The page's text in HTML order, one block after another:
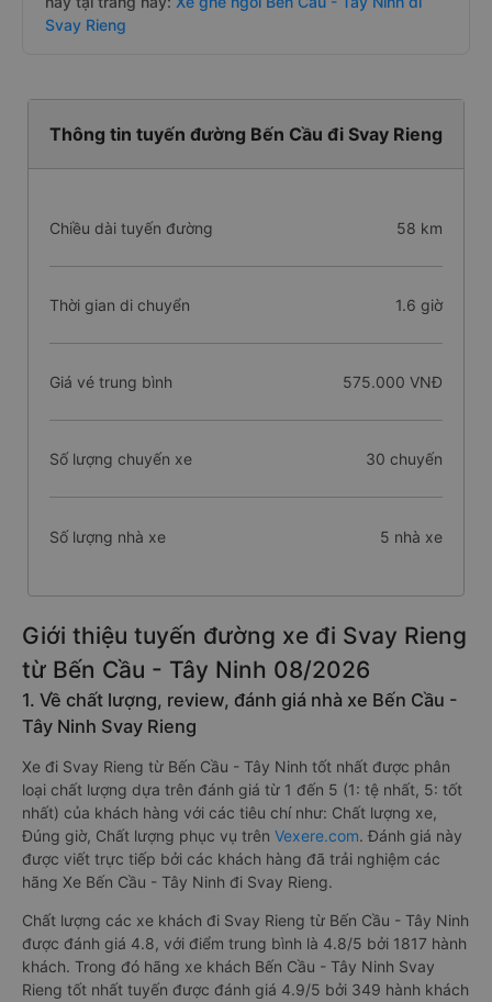
Svay Rieng
Thông tin tuyến đường Bến Cầu đi Svay Rieng
Chiều dài tuyến đường 58 km
Thời gian di chuyển 1.6 giờ
Giá vé trung bình 575.000 VNĐ
Số lượng chuyến xe 30 chuyến
Số lượng nhà xe 5 nhà xe
Giới thiệu tuyến đường xe đi Svay Rieng
từ Bến Cầu - Tây Ninh 08/2026
1. Về chất lượng, review, đánh giá nhà xe Bến Cầu -
Tây Ninh Svay Rieng
Xe đi Svay Rieng từ Bến Cầu - Tây Ninh tốt nhất được phân
loại chất lượng dựa trên đánh giá từ 1 đến 5 (1: tệ nhất, 5: tốt
nhất) của khách hàng với các tiêu chí như: Chất lượng xe,
Đúng giờ, Chất lượng phục vụ trên Vexere.com. Đánh giá này
được viết trực tiếp bởi các khách hàng đã trải nghiệm các
hãng Xe Bến Cầu - Tây Ninh đi Svay Rieng.
Chất lượng các xe khách đi Svay Rieng từ Bến Cầu - Tây Ninh
được đánh giá 4.8, với điểm trung bình là 4.8/5 bởi 1817 hành
khách. Trong đó hãng xe khách Bến Cầu - Tây Ninh Svay
Rieng tốt nhất tuyến được đánh giá 4.9/5 bởi 349 hành khách